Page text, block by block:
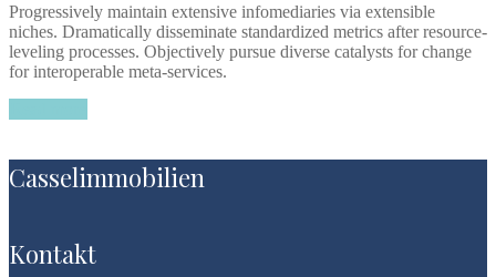
Progressively maintain extensive infomediaries via extensible
niches. Dramatically disseminate standardized metrics after resource-
leveling processes. Objectively pursue diverse catalysts for change
for interoperable meta-services.
Casselimmobilien
Kontakt